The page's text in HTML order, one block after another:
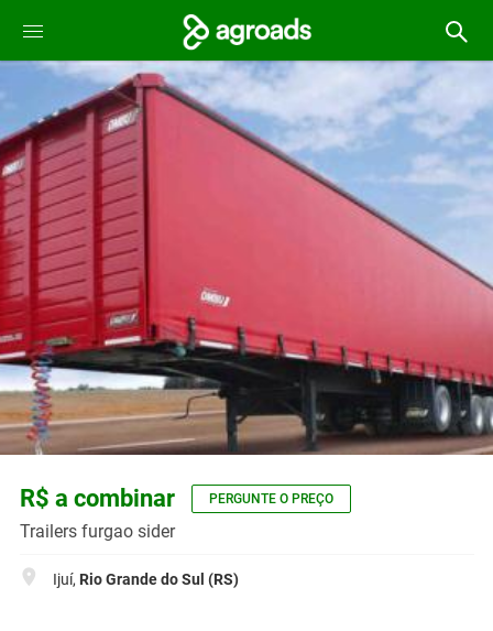
R$ a combinar PERGUNTE O PREÇO
Trailers furgao sider
Ijuí, Rio Grande do Sul (RS)